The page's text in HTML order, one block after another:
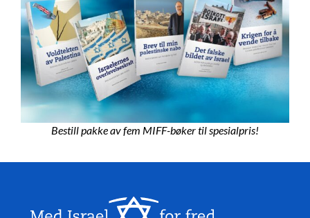
Bestill pakke av fem MIFF-bøker til spesialpris!